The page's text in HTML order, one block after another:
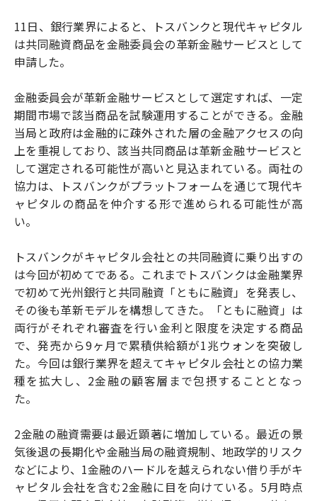
11日、銀行業界によると、トスバンクと現代キャピタル
は共同融資商品を金融委員会の革新金融サービスとして
申請した。
金融委員会が革新金融サービスとして選定すれば、一定
期間市場で該当商品を試験運用することができる。金融
当局と政府は金融的に疎外された層の金融アクセスの向
上を重視しており、該当共同商品は革新金融サービスと
して選定される可能性が高いと見込まれている。両社の
協力は、トスバンクがプラットフォームを通じて現代キ
ャピタルの商品を仲介する形で進められる可能性が高
い。
トスバンクがキャピタル会社との共同融資に乗り出すの
は今回が初めてである。これまでトスバンクは金融業界
で初めて光州銀行と共同融資「ともに融資」を発表し、
その後も革新モデルを構想してきた。「ともに融資」は
両行がそれぞれ審査を行い金利と限度を決定する商品
で、発売から9ヶ月で累積供給額が1兆ウォンを突破し
た。今回は銀行業界を超えてキャピタル会社との協力業
種を拡大し、2金融の顧客層まで包摂することとなっ
た。
2金融の融資需要は最近顕著に増加している。最近の景
気後退の長期化や金融当局の融資規制、地政学的リスク
などにより、1金融のハードルを越えられない借り手がキ
ャピタル会社を含む2金融に目を向けている。5月時点